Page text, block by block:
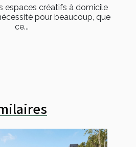
espaces créatifs à domicile
pour beaucoup, que
ce...